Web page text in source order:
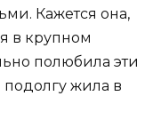
Кажется она,
в крупном
полюбила эти
жила в